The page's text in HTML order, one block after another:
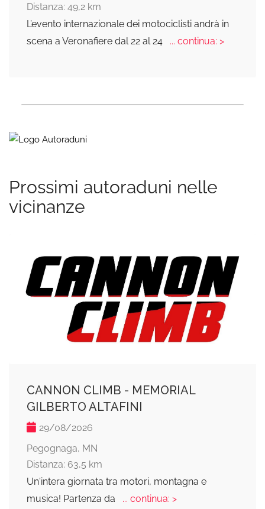
Distanza: 49,2 km
L’evento internazionale dei motociclisti andrà in
scena a Veronafiere dal 22 al 24
... continua: >
Prossimi autoraduni nelle
vicinanze
CANNON CLIMB - MEMORIAL
GILBERTO ALTAFINI
29/08/2026
Pegognaga, MN
Distanza: 63,5 km
Un'intera giornata tra motori, montagna e
musica! Partenza da
... continua: >